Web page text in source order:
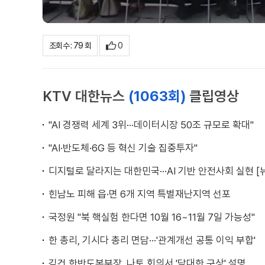
조회수 : 79 회 0
KTV 대한뉴스 (1063회) 클립영상
"AI 경쟁력 세계 3위···데이터시장 50조 규모로 확대"
"AI·반도체·6G 등 혁신 기술 집중투자"
디지털로 달라지는 대한민국···AI 기반 안전사회 실현 [
힌남노 피해 읍·면 6개 지역 특별재난지역 선포
국정원 "북 핵실험 한다면 10월 16~11월 7일 가능성"
한 총리, 기시다 총리 면담···'관계개선 공통 이익 부합'